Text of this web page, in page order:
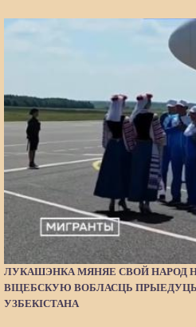
ЛУКАШЭНКА МЯНЯЕ СВОЙ НАРОД
ВІЦЕБСКУЮ ВОБЛАСЦЬ
УЗБЕКІСТАНА